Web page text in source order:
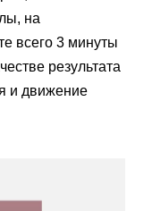
на
всего 3 минуты
результата
и движение